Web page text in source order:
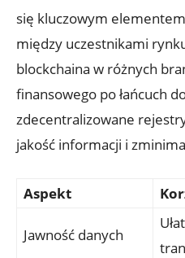
się kluczowym⁢
między uczestnikami
blockchaina‍ w⁤ różnych
finansowego po‍ łańcuch
zdecentralizowane
jakość informacji i⁤
Aspekt
Jawność danych